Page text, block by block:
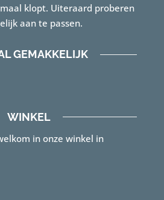
klopt. Uiteraard proberen
aan te passen.
GEMAKKELIJK
WINKEL
in onze winkel in